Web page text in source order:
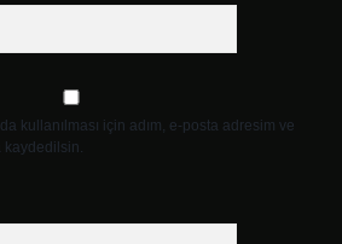
kullanılması için adım, e-posta adresim ve
kaydedilsin.